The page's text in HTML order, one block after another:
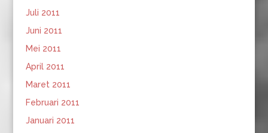
Juli 2011
Juni 2011
Mei 2011
April 2011
Maret 2011
Februari 2011
Januari 2011